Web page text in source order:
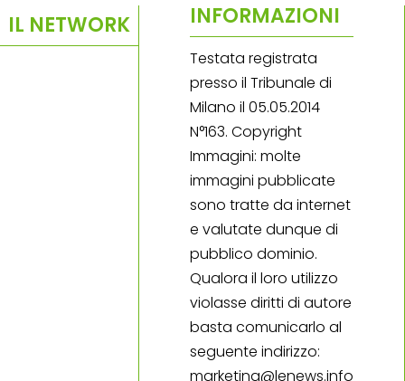
IL NETWORK INFORMAZIONI
Testata registrata
presso il Tribunale di
Milano il 05.05.2014
N°163. Copyright
Immagini: molte
immagini pubblicate
sono tratte da internet
e valutate dunque di
pubblico dominio.
Qualora il loro utilizzo
violasse diritti di autore
basta comunicarlo al
seguente indirizzo:
marketing@lenews.info